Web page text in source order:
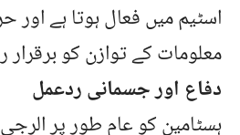
اسٹیم میں فعال ہوتا ہے
معلومات کے توازن کو برقرار
دفاع اور جسمانی ردعمل
ہسٹامین کو عام طور پر